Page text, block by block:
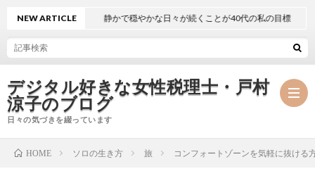
デジタル好きな女性税理士・戸村
涼子のブログ
日々の気づきを綴っています
NEW ARTICLE静かで穏やかな日々が続くことが40代の私の目標
HOME ソロの生き方 旅 コンフォートゾーンを気軽に抜ける